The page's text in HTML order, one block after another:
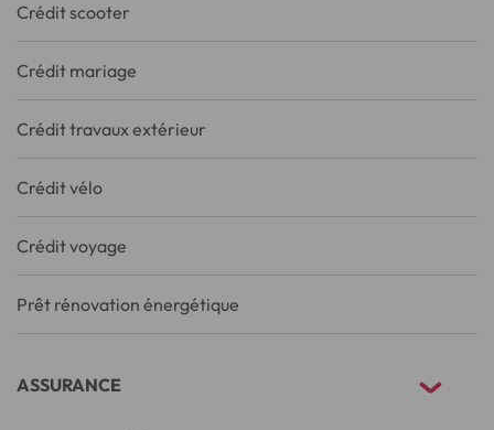
Crédit scooter
Crédit mariage
Crédit travaux extérieur
Crédit vélo
Crédit voyage
Prêt rénovation énergétique
ASSURANCE